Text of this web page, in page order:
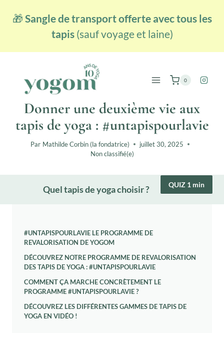
🎁 Sangle de transport offerte avec tous les
tapis (sauf voyage et laine)
0
Donner une deuxième vie aux
tapis de yoga : #untapispourlavie
Par Mathilde Corbin (la fondatrice)
juillet 30, 2025
Non classifié(e)
Quel tapis de yoga choisir ? QUIZ 1 min
#UNTAPISPOURLAVIE LE PROGRAMME DE
REVALORISATION DE YOGOM
DÉCOUVREZ NOTRE PROGRAMME DE REVALORISATION
DES TAPIS DE YOGA : #UNTAPISPOURLAVIE
COMMENT ÇA MARCHE CONCRÈTEMENT LE
PROGRAMME #UNTAPISPOURLAVIE ?
DÉCOUVREZ LES DIFFÉRENTES GAMMES DE TAPIS DE
YOGA EN VIDÉO !